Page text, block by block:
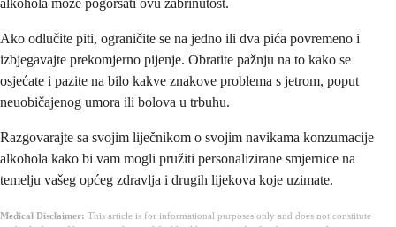
alkohola može pogoršati ovu zabrinutost.
Ako odlučite piti, ograničite se na jedno ili dva pića povremeno i
izbjegavajte prekomjerno pijenje. Obratite pažnju na to kako se
osjećate i pazite na bilo kakve znakove problema s jetrom, poput
neuobičajenog umora ili bolova u trbuhu.
Razgovarajte sa svojim liječnikom o svojim navikama konzumacije
alkohola kako bi vam mogli pružiti personalizirane smjernice na
temelju vašeg općeg zdravlja i drugih lijekova koje uzimate.
Medical Disclaimer: This article is for informational purposes only and does not constitute